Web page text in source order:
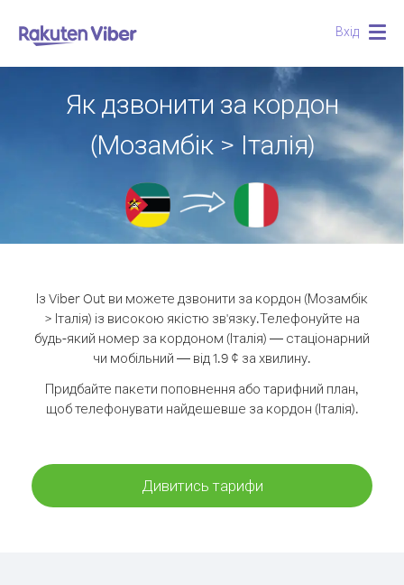
Вхід
Як дзвонити за кордон
(Мозамбік > Італія)
Із Viber Out ви можете дзвонити за кордон (Мозамбік
> Італія) із високою якістю зв'язку.Телефонуйте на
будь-який номер за кордоном (Італія) — стаціонарний
чи мобільний — від 1.9 ¢ за хвилину.
Придбайте пакети поповнення або тарифний план,
щоб телефонувати найдешевше за кордон (Італія).
Дивитись тарифи